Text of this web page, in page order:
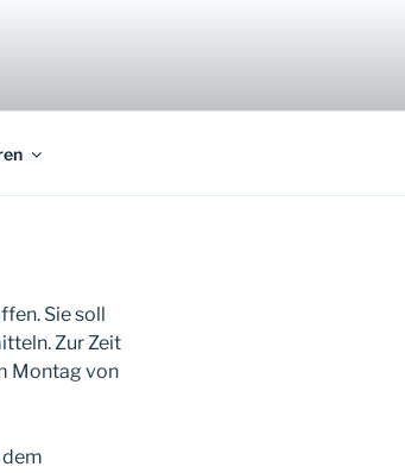
Sie soll
Zur Zeit
Montag von